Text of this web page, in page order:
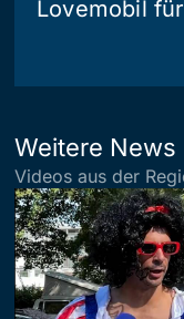
Lovemobil
Weitere News
Videos aus der